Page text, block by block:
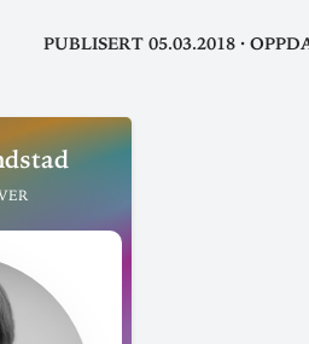
Publisert 05.03.2018 ·